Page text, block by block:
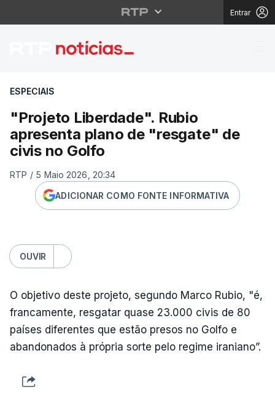
Entrar
"Projeto Liberdade".
ESPECIAIS
"Projeto Liberdade". Rubio
apresenta plano de "resgate" de
civis no Golfo
RTP / 5 Maio 2026, 20:34
ADICIONAR COMO FONTE INFORMATIVA
OUVIR
O objetivo deste projeto, segundo Marco Rubio, "é,
francamente, resgatar quase 23.000 civis de 80
países diferentes que estão presos no Golfo e
abandonados à própria sorte pelo regime iraniano”.